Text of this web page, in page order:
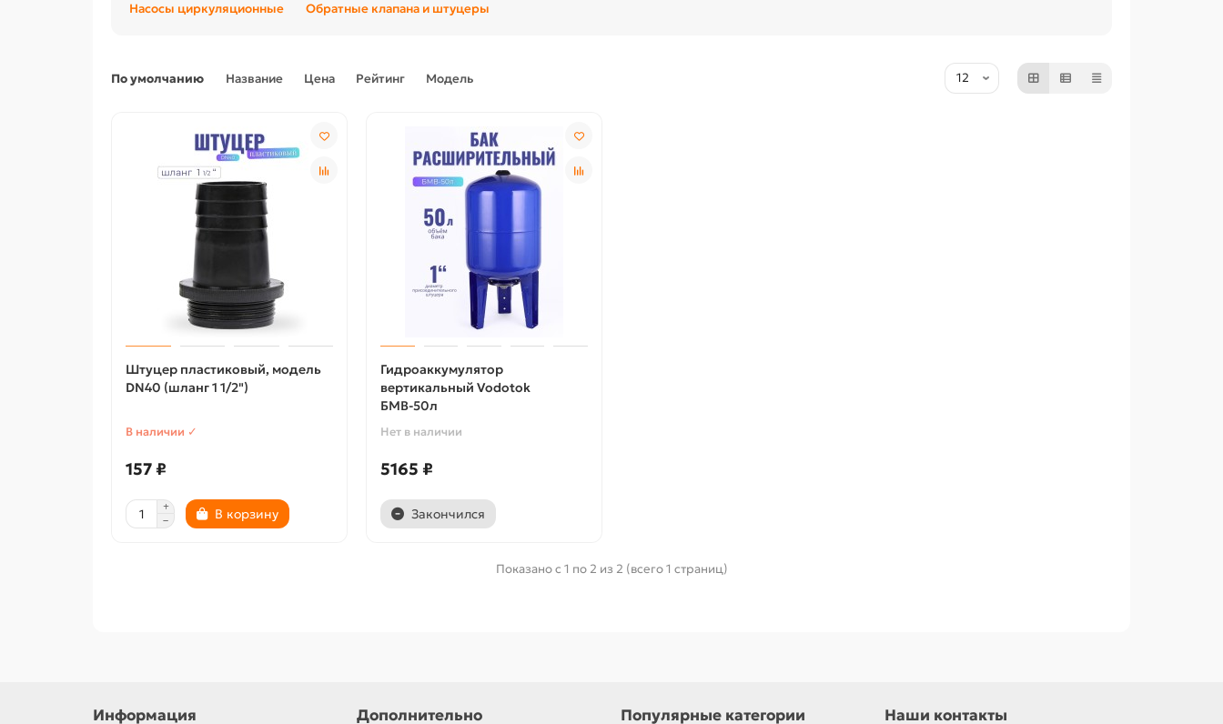
Насосы циркуляционные
Обратные клапана и штуцеры
По умолчанию Название Цена Рейтинг Модель
Штуцер пластиковый, модель
DN40 (шланг 1 1/2")
В наличии ✓
157 ₽
В корзину
Гидроаккумулятор
вертикальный Vodotok
БМВ-50л
Нет в наличии
5165 ₽
Закончился
Показано с 1 по 2 из 2 (всего 1 страниц)
Информация Дополнительно Популярные категории Наши контакты